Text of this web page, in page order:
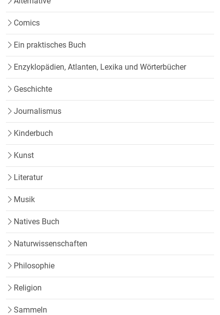
Comics
Ein praktisches Buch
Enzyklopädien, Atlanten, Lexika und Wörterbücher
Geschichte
Journalismus
Kinderbuch
Kunst
Literatur
Musik
Natives Buch
Naturwissenschaften
Philosophie
Religion
Sammeln